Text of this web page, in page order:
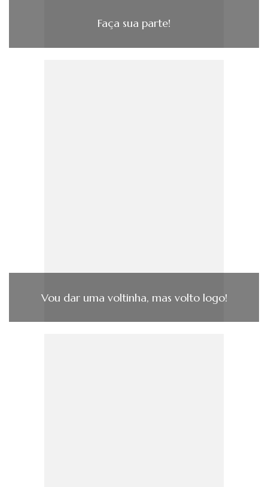
Faça sua parte!
Vou dar uma voltinha, mas volto logo!